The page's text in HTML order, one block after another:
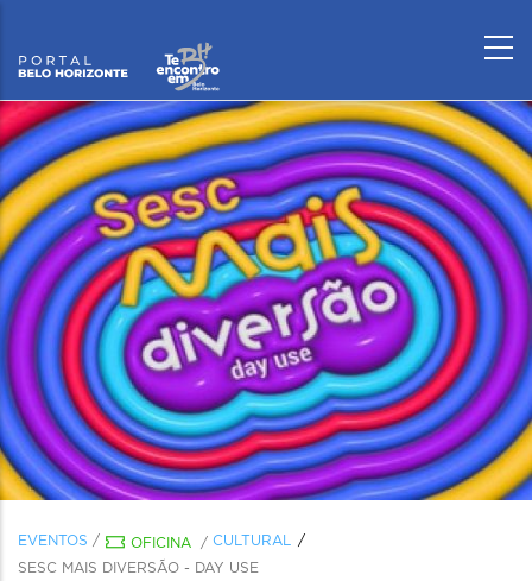
EVENTOS / OFICINA / CULTURAL
SESC MAIS DIVERSÃO - DAY USE